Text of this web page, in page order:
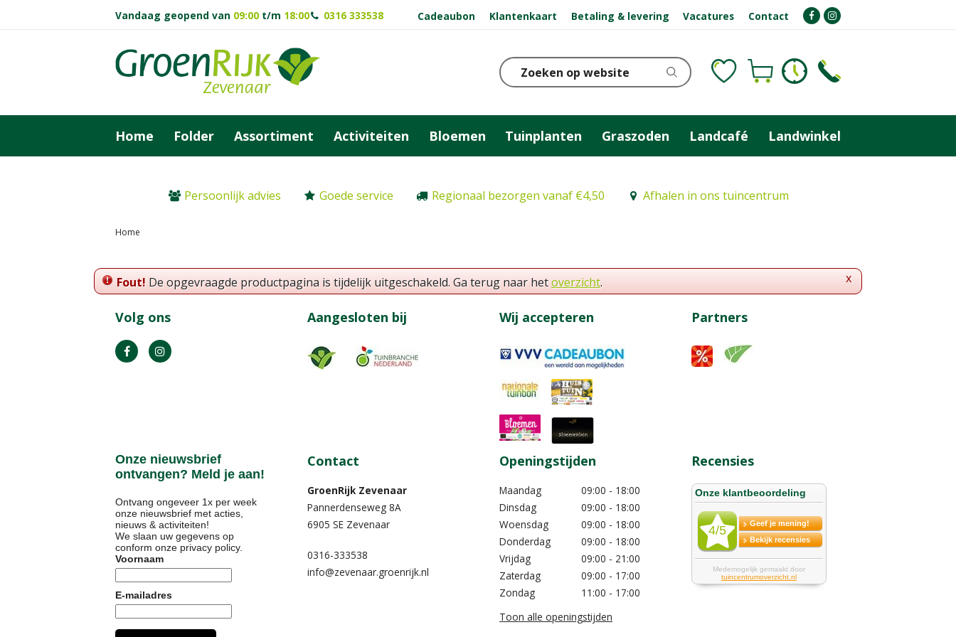
Persoonlijk advies Goede service Regionaal bezorgen vanaf €4,50 Afhalen in ons tuincentrum
Home
Vandaag geopend van 09:00 t/m 18:00 0316 333538 Cadeaubon Klantenkaart Betaling & levering Vacatures Contact
Home Folder Assortiment Activiteiten Bloemen Tuinplanten Graszoden Landcafé Landwinkel
x
Fout! De opgevraagde productpagina is tijdelijk uitgeschakeld. Ga terug naar hetoverzicht.
Volg ons Aangesloten bij Wij accepteren Partners
Onze nieuwsbrief
ontvangen? Meld je aan!
Ontvang ongeveer 1x per week
onze nieuwsbrief met acties,
nieuws & activiteiten!
We slaan uw gegevens op
conform onze privacy policy.
Voornaam
E-mailadres
Contact
GroenRijk Zevenaar​
Pannerdenseweg 8A
6905 SE Zevenaar
0316-333538
info@zevenaar.groenrijk.nl
Openingstijden
Maandag
09:00 - 18:00
Dinsdag
09:00 - 18:00
Woensdag
09:00 - 18:00
Donderdag
09:00 - 18:00
Vrijdag
09:00 - 21:00
Zaterdag
09:00 - 17:00
Zondag
11:00 - 17:00
Toon alle openingstijden
Recensies